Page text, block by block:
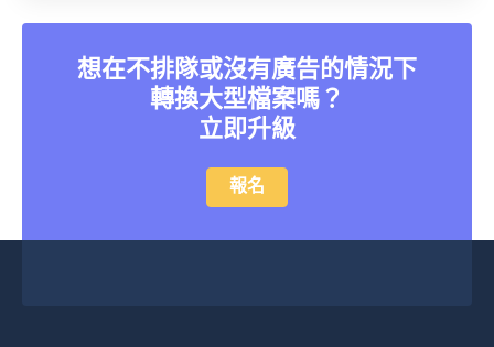
想在不排隊或沒有廣告的情況下
轉換大型檔案嗎？
立即升級
報名